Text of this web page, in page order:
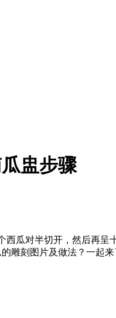
盅步骤
瓜对半切开，然后再
雕刻图片及做法？一起来